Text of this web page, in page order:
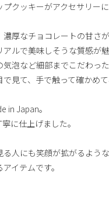
クッキーがアクセサリーに
厚なチョコレートの甘さが
ルで美味しそうな質感が魅
泡など細部までこだわった
見て、手で触って確かめて
in Japan。
に仕上げました。
人にも笑顔が拡がるような
イテムです。